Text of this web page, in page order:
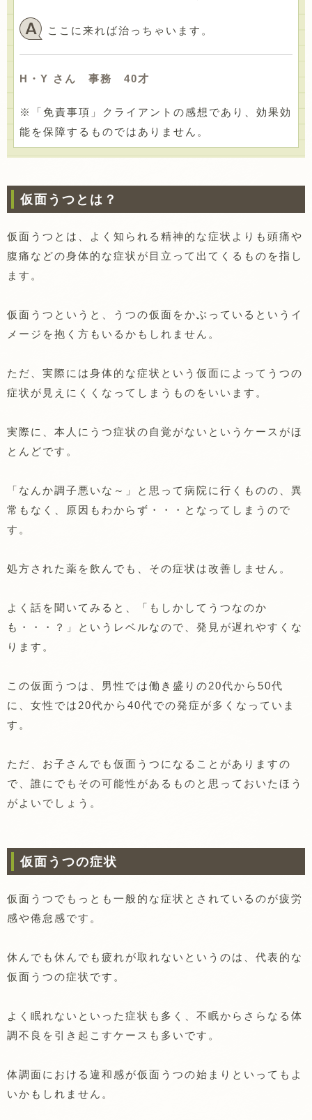
ここに来れば治っちゃいます。
H・Y さん 事務 40才
※「免責事項」クライアントの感想であり、効果効
能を保障するものではありません。
仮面うつとは？
仮面うつとは、よく知られる精神的な症状よりも頭痛や
腹痛などの身体的な症状が目立って出てくるものを指し
ます。
仮面うつというと、うつの仮面をかぶっているというイ
メージを抱く方もいるかもしれません。
ただ、実際には身体的な症状という仮面によってうつの
症状が見えにくくなってしまうものをいいます。
実際に、本人にうつ症状の自覚がないというケースがほ
とんどです。
「なんか調子悪いな～」と思って病院に行くものの、異
常もなく、原因もわからず・・・となってしまうので
す。
処方された薬を飲んでも、その症状は改善しません。
よく話を聞いてみると、「もしかしてうつなのか
も・・・？」というレベルなので、発見が遅れやすくな
ります。
この仮面うつは、男性では働き盛りの20代から50代
に、女性では20代から40代での発症が多くなっていま
す。
ただ、お子さんでも仮面うつになることがありますの
で、誰にでもその可能性があるものと思っておいたほう
がよいでしょう。
仮面うつの症状
仮面うつでもっとも一般的な症状とされているのが疲労
感や倦怠感です。
休んでも休んでも疲れが取れないというのは、代表的な
仮面うつの症状です。
よく眠れないといった症状も多く、不眠からさらなる体
調不良を引き起こすケースも多いです。
体調面における違和感が仮面うつの始まりといってもよ
いかもしれません。